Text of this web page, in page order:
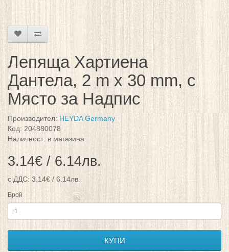
Лепяща Хартиена
Дантела, 2 m x 30 mm, с
Място за Надпис
Производител: HEYDA Germany
Код: 204880078
Наличност: в магазина
3.14€ / 6.14лв.
с ДДС: 3.14€ / 6.14лв.
Брой
КУПИ